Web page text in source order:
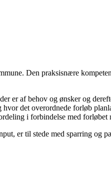
Den praksisnære
er af behov og ønsker og
det overordnede forløb
i forbindelse med forløbet
er til stede med sparring og